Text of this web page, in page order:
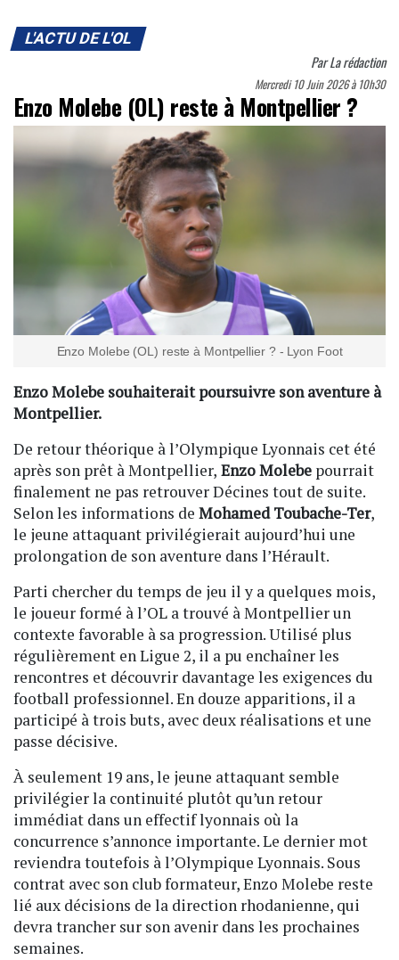
L'ACTU DE L'OL
ParLa rédaction
Mercredi 10 Juin 2026 à 10h30
Enzo Molebe (OL) reste à Montpellier ?
Enzo Molebe (OL) reste à Montpellier ? - Lyon Foot
Enzo Molebe souhaiterait poursuivre son aventure à
Montpellier.
De retour théorique à l’Olympique Lyonnais cet été
après son prêt à Montpellier, Enzo Molebe pourrait
finalement ne pas retrouver Décines tout de suite.
Selon les informations de Mohamed Toubache-Ter,
le jeune attaquant privilégierait aujourd’hui une
prolongation de son aventure dans l’Hérault.
Parti chercher du temps de jeu il y a quelques mois,
le joueur formé à l’OL a trouvé à Montpellier un
contexte favorable à sa progression. Utilisé plus
régulièrement en Ligue 2, il a pu enchaîner les
rencontres et découvrir davantage les exigences du
football professionnel. En douze apparitions, il a
participé à trois buts, avec deux réalisations et une
passe décisive.
À seulement 19 ans, le jeune attaquant semble
privilégier la continuité plutôt qu’un retour
immédiat dans un effectif lyonnais où la
concurrence s’annonce importante. Le dernier mot
reviendra toutefois à l’Olympique Lyonnais. Sous
contrat avec son club formateur, Enzo Molebe reste
lié aux décisions de la direction rhodanienne, qui
devra trancher sur son avenir dans les prochaines
semaines.